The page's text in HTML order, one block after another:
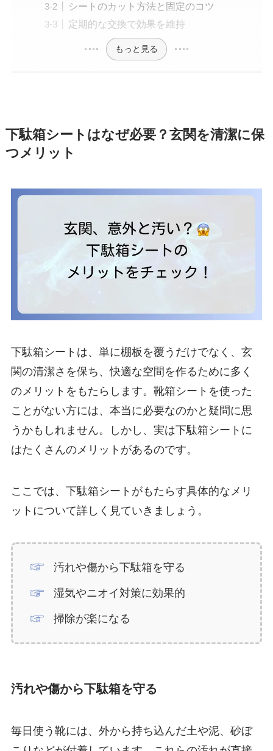
シートのカット方法と固定のコツ
定期的な交換で効果を維持
もっと見る
下駄箱シートはなぜ必要？玄関を清潔に保
つメリット
下駄箱シートは、単に棚板を覆うだけでなく、玄
関の清潔さを保ち、快適な空間を作るために多く
のメリットをもたらします。靴箱シートを使った
ことがない方には、本当に必要なのかと疑問に思
うかもしれません。しかし、実は下駄箱シートに
はたくさんのメリットがあるのです。
ここでは、下駄箱シートがもたらす具体的なメリ
ットについて詳しく見ていきましょう。
汚れや傷から下駄箱を守る
湿気やニオイ対策に効果的
掃除が楽になる
汚れや傷から下駄箱を守る
毎日使う靴には、外から持ち込んだ土や泥、砂ぼ